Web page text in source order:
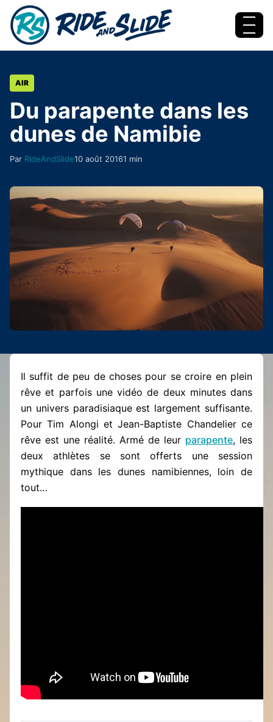
Aller au contenu
Menu
AIR
Du parapente dans les
dunes de Namibie
Par RideAndSlide10 août 20161 min
Il suffit de peu de choses pour se croire en plein
rêve et parfois une vidéo de deux minutes dans
un univers paradisiaque est largement suffisante.
Pour Tim Alongi et Jean-Baptiste Chandelier ce
rêve est une réalité. Armé de leur parapente, les
deux athlètes se sont offerts une session
mythique dans les dunes namibiennes, loin de
tout…